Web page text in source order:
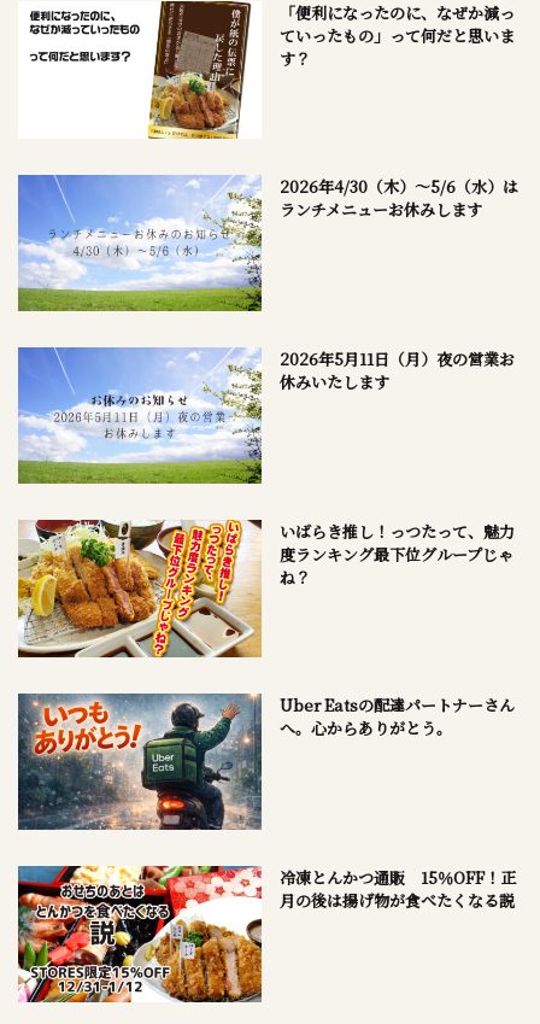
「便利になったのに、なぜか減っ
ていったもの」って何だと思いま
す？
2026年4/30（木）～5/6（水）は
ランチメニューお休みします
2026年5月11日（月）夜の営業お
休みいたします
いばらき推し！っつたって、魅力
度ランキング最下位グループじゃ
ね？
Uber Eatsの配達パートナーさん
へ。心からありがとう。
冷凍とんかつ通販 15％OFF！正
月の後は揚げ物が食べたくなる説